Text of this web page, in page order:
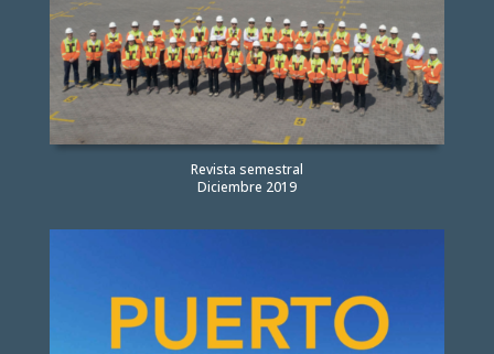
Revista semestral
Diciembre 2019